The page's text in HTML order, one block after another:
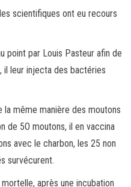
scientifiques ont eu recours
point par Louis Pasteur afin de
leur injecta des bactéries
même manière des moutons
de 5O moutons, il en vaccina
avec le charbon, les 25 non
survécurent.
après une incubation